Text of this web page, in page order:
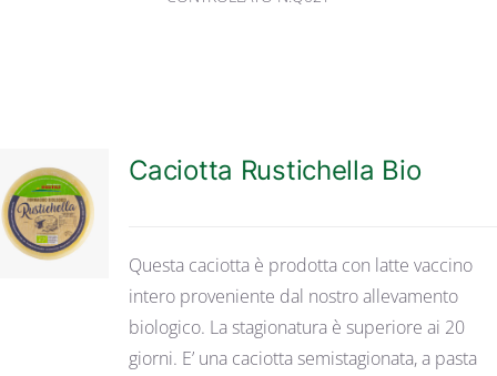
DETTAGLI
Caciotta Rustichella Bio
Questa caciotta è prodotta con latte vaccino
intero proveniente dal nostro allevamento
biologico. La stagionatura è superiore ai 20
giorni. E’ una caciotta semistagionata, a pasta